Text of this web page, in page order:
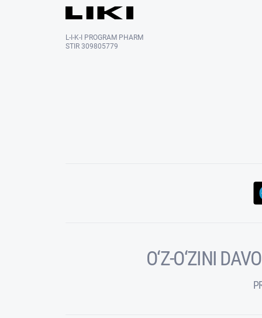
L-I-K-I PROGRAM PHARM
STIR 309805779
O‘Z-O‘ZINI